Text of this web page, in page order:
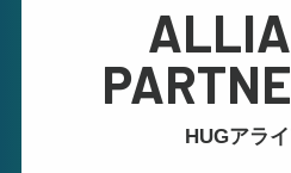
HUGアラ